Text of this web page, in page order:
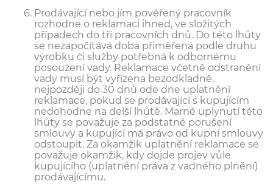
Prodávající nebo jím pověřený pracovník
rozhodne o reklamaci ihned, ve složitých
případech do tří pracovních dnů. Do této lhůty
se nezapočítává doba přiměřená podle druhu
výrobku či služby potřebná k odbornému
posouzení vady. Reklamace včetně odstranění
vady musí být vyřízena bezodkladně,
nejpozději do 30 dnů ode dne uplatnění
reklamace, pokud se prodávající s kupujícím
nedohodne na delší lhůtě. Marné uplynutí této
lhůty se považuje za podstatné porušení
smlouvy a kupující má právo od kupní smlouvy
odstoupit. Za okamžik uplatnění reklamace se
považuje okamžik, kdy dojde projev vůle
kupujícího (uplatnění práva z vadného plnění)
prodávajícímu.